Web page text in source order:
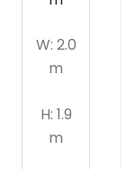
W: 2.0
m
H: 1.9
m